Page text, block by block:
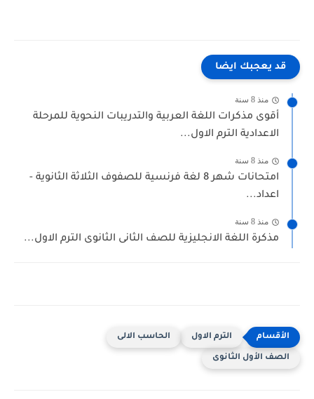
قد يعجبك ايضا
منذ 8 سنة
أقوى مذكرات اللغة العربية والتدريبات النحوية للمرحلة
الاعدادية الترم الاول...
منذ 8 سنة
امتحانات شهر 8 لغة فرنسية للصفوف الثلاثة الثانوية -
اعداد...
منذ 8 سنة
مذكرة اللغة الانجليزية للصف الثانى الثانوى الترم الاول...
الترم الاول الحاسب الالى
الصف الأول الثانوى